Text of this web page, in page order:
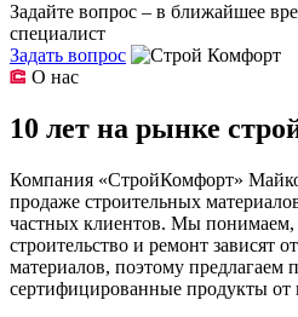
Задайте вопрос – в ближайшее
специалист
Задать вопрос
О нас
10 лет на рынке
Компания «СтройКомфорт»
продаже строительных
частных клиентов. Мы понимаем,
строительство и ремонт зависят
материалов, поэтому предлагаем
сертифицированные продукты от